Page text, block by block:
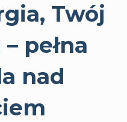
Twój
pełna
nad